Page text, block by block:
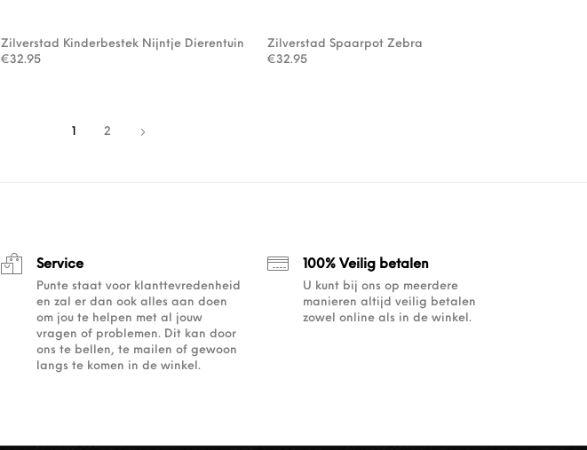
Zilverstad Kinderbestek Nijntje Dierentuin
€32.95
Zilverstad Spaarpot Zebra
€32.95
1 2
Service
Punte staat voor klanttevredenheid
en zal er dan ook alles aan doen
om jou te helpen met al jouw
vragen of problemen. Dit kan door
ons te bellen, te mailen of gewoon
langs te komen in de winkel.
100% Veilig betalen
U kunt bij ons op meerdere
manieren altijd veilig betalen
zowel online als in de winkel.